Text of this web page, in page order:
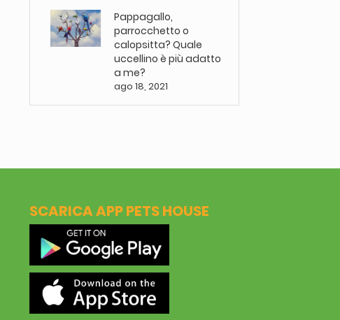
Pappagallo,
parrocchetto o
calopsitta? Quale
uccellino è più adatto
a me?
ago 18, 2021
SCARICA APP PETS HOUSE